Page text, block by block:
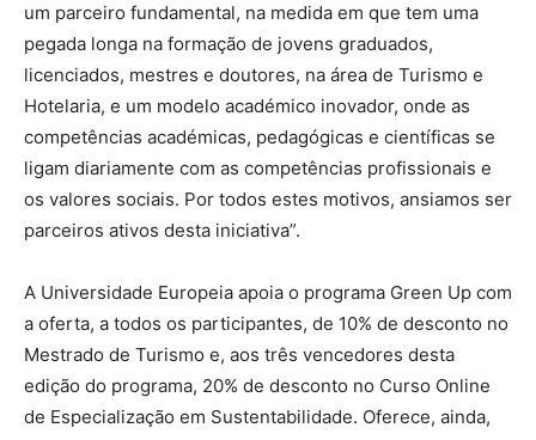
um parceiro fundamental, na medida em que tem uma
pegada longa na formação de jovens graduados,
licenciados, mestres e doutores, na área de Turismo e
Hotelaria, e um modelo académico inovador, onde as
competências académicas, pedagógicas e científicas se
ligam diariamente com as competências profissionais e
os valores sociais. Por todos estes motivos, ansiamos ser
parceiros ativos desta iniciativa”.
A Universidade Europeia apoia o programa Green Up com
a oferta, a todos os participantes, de 10% de desconto no
Mestrado de Turismo e, aos três vencedores desta
edição do programa, 20% de desconto no Curso Online
de Especialização em Sustentabilidade. Oferece, ainda,